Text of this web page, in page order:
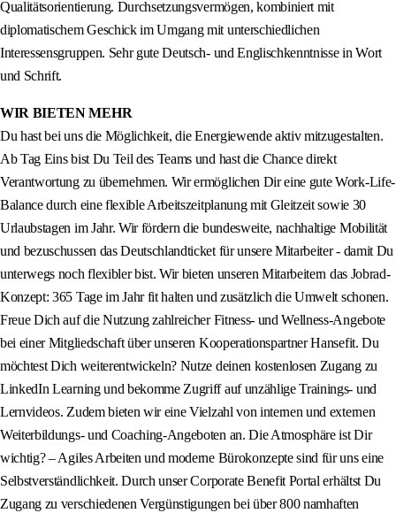
Qualitätsorientierung. Durchsetzungsvermögen, kombiniert mit
diplomatischem Geschick im Umgang mit unterschiedlichen
Interessensgruppen. Sehr gute Deutsch- und Englischkenntnisse in Wort
und Schrift.
WIR BIETEN MEHR
Du hast bei uns die Möglichkeit, die Energiewende aktiv mitzugestalten.
Ab Tag Eins bist Du Teil des Teams und hast die Chance direkt
Verantwortung zu übernehmen. Wir ermöglichen Dir eine gute Work-Life-
Balance durch eine flexible Arbeitszeitplanung mit Gleitzeit sowie 30
Urlaubstagen im Jahr. Wir fördern die bundesweite, nachhaltige Mobilität
und bezuschussen das Deutschlandticket für unsere Mitarbeiter - damit Du
unterwegs noch flexibler bist. Wir bieten unseren Mitarbeitern das Jobrad-
Konzept: 365 Tage im Jahr fit halten und zusätzlich die Umwelt schonen.
Freue Dich auf die Nutzung zahlreicher Fitness- und Wellness-Angebote
bei einer Mitgliedschaft über unseren Kooperationspartner Hansefit. Du
möchtest Dich weiterentwickeln? Nutze deinen kostenlosen Zugang zu
LinkedIn Learning und bekomme Zugriff auf unzählige Trainings- und
Lernvideos. Zudem bieten wir eine Vielzahl von internen und externen
Weiterbildungs- und Coaching-Angeboten an. Die Atmosphäre ist Dir
wichtig? – Agiles Arbeiten und moderne Bürokonzepte sind für uns eine
Selbstverständlichkeit. Durch unser Corporate Benefit Portal erhältst Du
Zugang zu verschiedenen Vergünstigungen bei über 800 namhaften